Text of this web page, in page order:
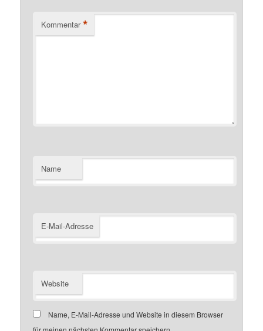
Kommentar *
Name
E-Mail-Adresse
Website
Name, E-Mail-Adresse und Website in diesem Browser